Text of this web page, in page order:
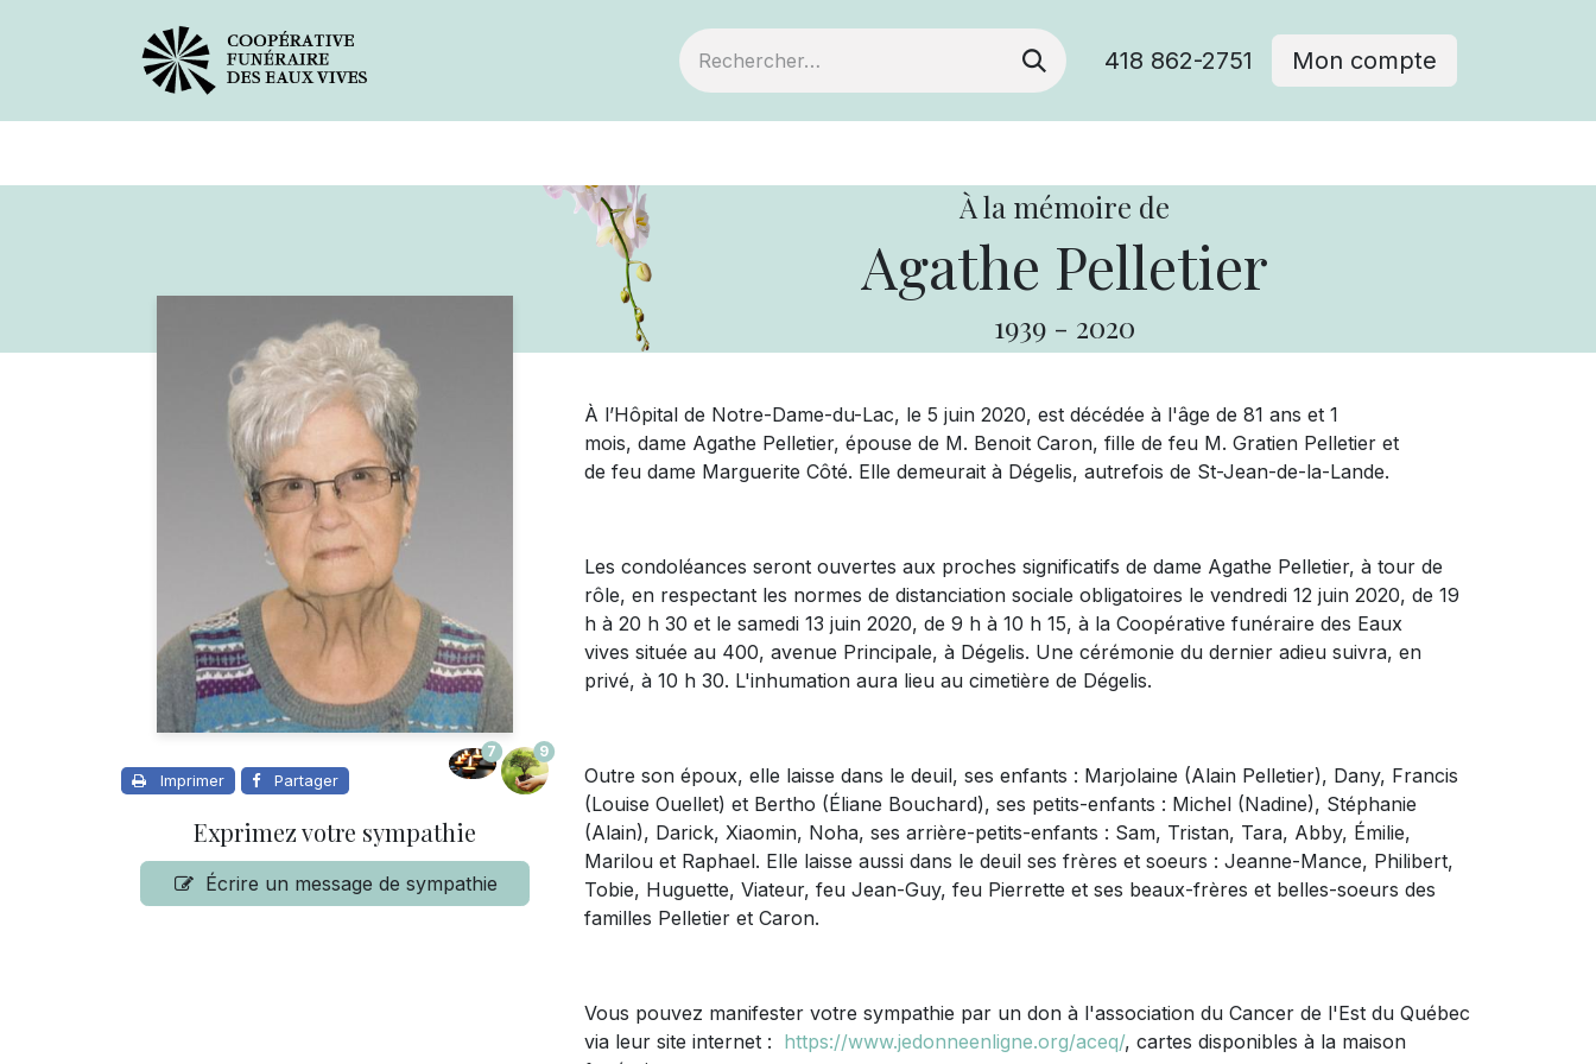
418 862-2751 Mon compte
À la mémoire de
Agathe Pelletier
1939 - 2020
Imprimer Partager
7 9
Exprimez votre sympathie
Écrire un message de sympathie
À l’Hôpital de Notre-Dame-du-Lac, le 5 juin 2020, est décédée à l'âge de 81 ans et 1
mois, dame Agathe Pelletier, épouse de M. Benoit Caron, fille de feu M. Gratien Pelletier et
de feu dame Marguerite Côté. Elle demeurait à Dégelis, autrefois de St-Jean-de-la-Lande.
Les condoléances seront ouvertes aux proches significatifs de dame Agathe Pelletier, à tour de
rôle, en respectant les normes de distanciation sociale obligatoires le vendredi 12 juin 2020, de 19
h à 20 h 30 et le samedi 13 juin 2020, de 9 h à 10 h 15, à la Coopérative funéraire des Eaux
vives située au 400, avenue Principale, à Dégelis. Une cérémonie du dernier adieu suivra, en
privé, à 10 h 30. L'inhumation aura lieu au cimetière de Dégelis.
Outre son époux, elle laisse dans le deuil, ses enfants : Marjolaine (Alain Pelletier), Dany, Francis
(Louise Ouellet) et Bertho (Éliane Bouchard), ses petits-enfants : Michel (Nadine), Stéphanie
(Alain), Darick, Xiaomin, Noha, ses arrière-petits-enfants : Sam, Tristan, Tara, Abby, Émilie,
Marilou et Raphael. Elle laisse aussi dans le deuil ses frères et soeurs : Jeanne-Mance, Philibert,
Tobie, Huguette, Viateur, feu Jean-Guy, feu Pierrette et ses beaux-frères et belles-soeurs des
familles Pelletier et Caron.
Vous pouvez manifester votre sympathie par un don à l'association du Cancer de l'Est du Québec
via leur site internet : https://www.jedonneenligne.org/aceq/, cartes disponibles à la maison